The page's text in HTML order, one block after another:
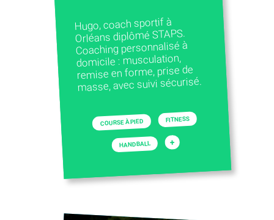
Hugo, coach sportif à
Orléans diplômé STAPS.
Coaching personnalisé à
domicile : musculation,
remise en forme, prise de
masse, avec suivi sécurisé.
COURSE À PIED FITNESS
HANDBALL +